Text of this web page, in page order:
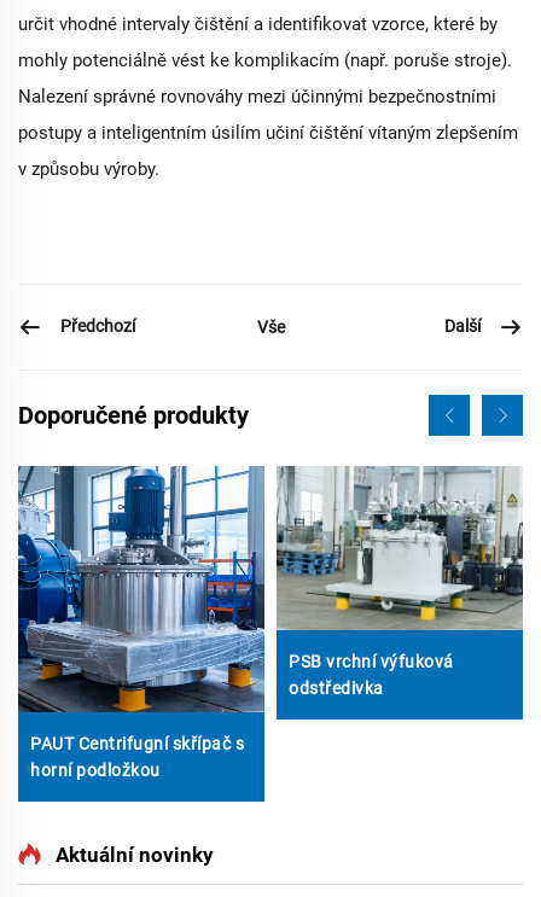
určit vhodné intervaly čištění a identifikovat vzorce, které by
mohly potenciálně vést ke komplikacím (např. poruše stroje).
Nalezení správné rovnováhy mezi účinnými bezpečnostními
postupy a inteligentním úsilím učiní čištění vítaným zlepšením
v způsobu výroby.
Předchozí Vše Další
Doporučené produkty
PAUT Centrifugní skřípač s
horní podložkou
PSB vrchní výfuková
odstředivka
Aktuální novinky